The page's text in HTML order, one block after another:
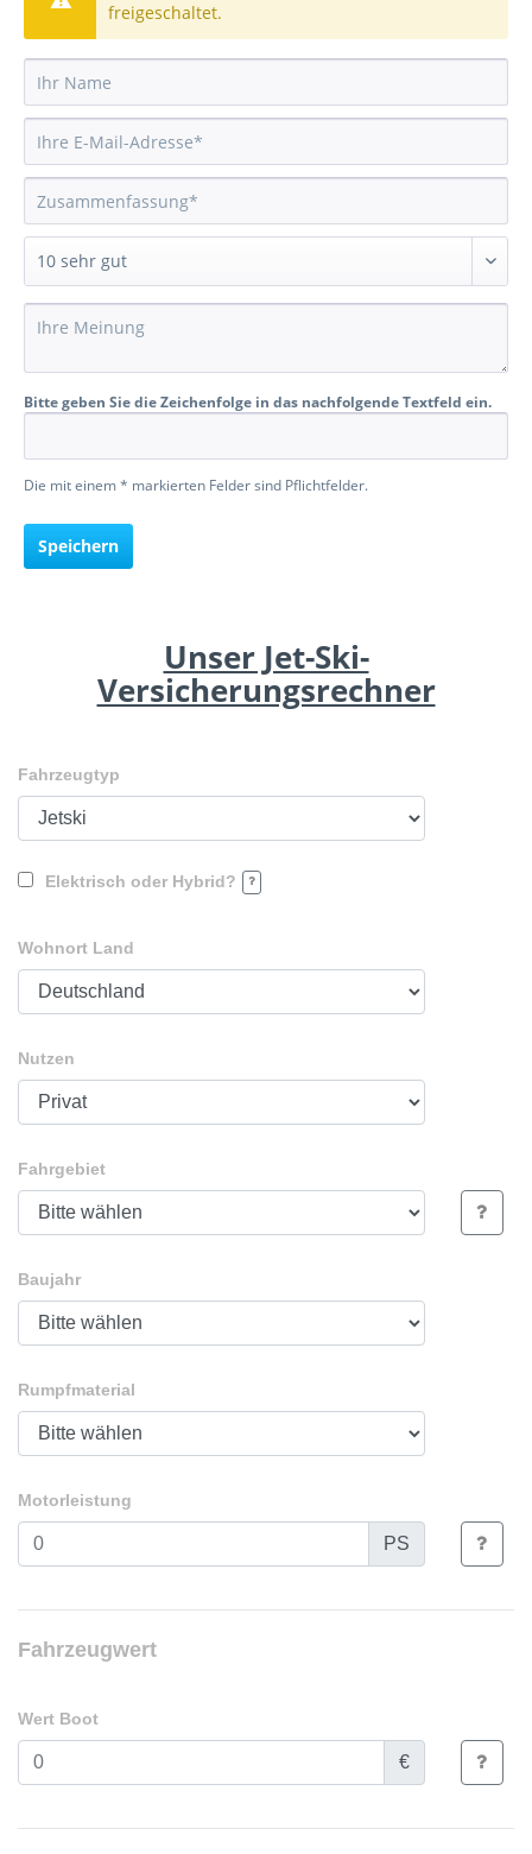
freigeschaltet.
Bitte geben Sie die Zeichenfolge in das nachfolgende Textfeld ein.
Die mit einem * markierten Felder sind Pflichtfelder.
Speichern
Unser Jet-Ski-
Versicherungsrechner
Fahrzeugtyp
Elektrisch oder Hybrid?
Wohnort Land
Nutzen
Fahrgebiet
Baujahr
Rumpfmaterial
Motorleistung
PS
Fahrzeugwert
Wert Boot
€